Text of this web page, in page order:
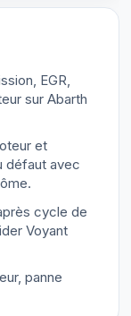
EGR,
sur Abarth
et
défaut avec
cycle de
Voyant
panne